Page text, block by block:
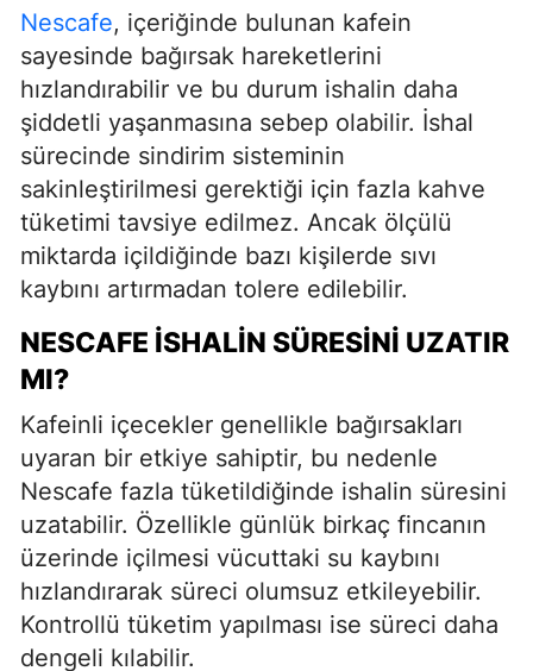
Nescafe, içeriğinde bulunan kafein
sayesinde bağırsak hareketlerini
hızlandırabilir ve bu durum ishalin daha
şiddetli yaşanmasına sebep olabilir. İshal
sürecinde sindirim sisteminin
sakinleştirilmesi gerektiği için fazla kahve
tüketimi tavsiye edilmez. Ancak ölçülü
miktarda içildiğinde bazı kişilerde sıvı
kaybını artırmadan tolere edilebilir.
NESCAFE İSHALIN SÜRESINI UZATIR
MI?
Kafeinli içecekler genellikle bağırsakları
uyaran bir etkiye sahiptir, bu nedenle
Nescafe fazla tüketildiğinde ishalin süresini
uzatabilir. Özellikle günlük birkaç fincanın
üzerinde içilmesi vücuttaki su kaybını
hızlandırarak süreci olumsuz etkileyebilir.
Kontrollü tüketim yapılması ise süreci daha
dengeli kılabilir.